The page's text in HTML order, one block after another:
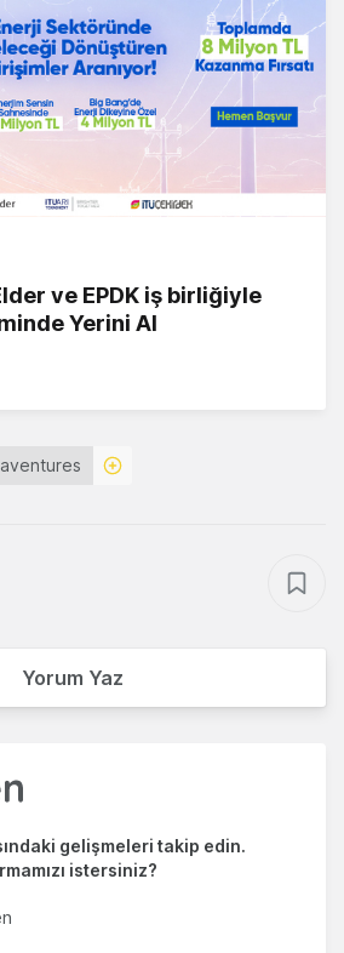
ve EPDK iş birliğiyle
Yerini Al
Yorum Yaz
gelişmeleri takip edin.
istersiniz?